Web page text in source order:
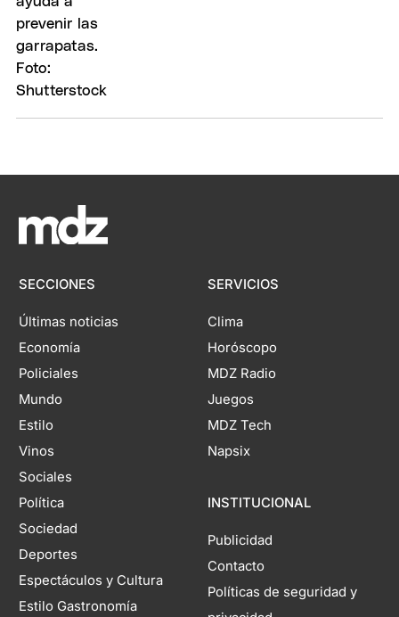
SECCIONES
Últimas noticias
Economía
Policiales
Mundo
Estilo
Vinos
Sociales
Política
Sociedad
Deportes
Espectáculos y Cultura
Estilo Gastronomía
SERVICIOS
Clima
Horóscopo
MDZ Radio
Juegos
MDZ Tech
Napsix
INSTITUCIONAL
Publicidad
Contacto
Políticas de seguridad y